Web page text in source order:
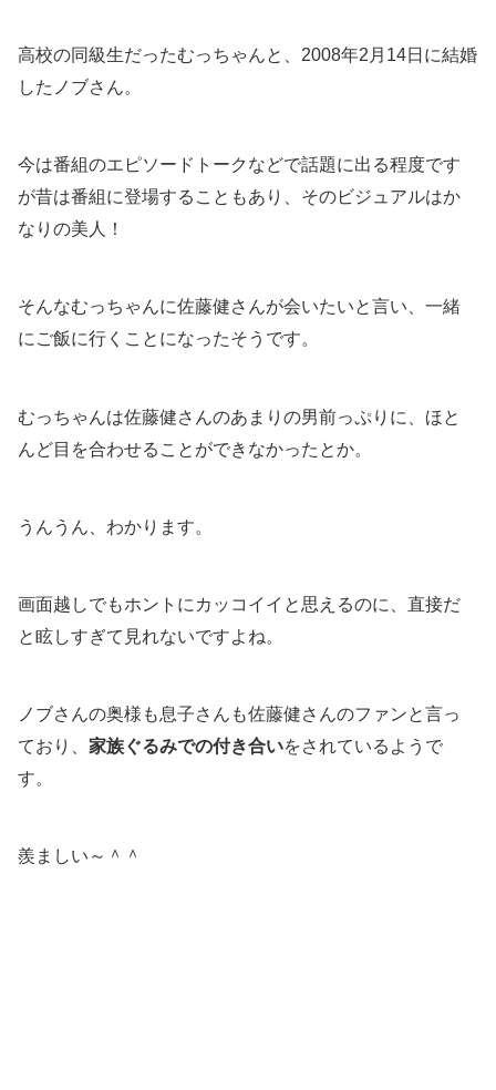
高校の同級生だったむっちゃんと、2008年2月14日に結婚
したノブさん。
今は番組のエピソードトークなどで話題に出る程度です
が昔は番組に登場することもあり、そのビジュアルはか
なりの美人！
そんなむっちゃんに佐藤健さんが会いたいと言い、一緒
にご飯に行くことになったそうです。
むっちゃんは佐藤健さんのあまりの男前っぷりに、ほと
んど目を合わせることができなかったとか。
うんうん、わかります。
画面越しでもホントにカッコイイと思えるのに、直接だ
と眩しすぎて見れないですよね。
ノブさんの奥様も息子さんも佐藤健さんのファンと言っ
ており、家族ぐるみでの付き合いをされているようで
す。
羨ましい～＾＾